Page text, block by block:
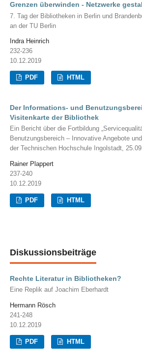
Grenzen überwinden - Netzwerke
7. Tag der Bibliotheken in Berlin und
an der TU Berlin
Indra Heinrich
232-236
10.12.2019
PDF HTML
Der Informations- und
Visitenkarte der Bibliothek
Ein Bericht über die Fortbildung
Benutzungsbereich – Innovative Angebote
der Technischen Hochschule Ingolstadt,
Rainer Plappert
237-240
10.12.2019
PDF HTML
Diskussionsbeiträge
Rechte Literatur in Bibliotheken?
Eine Replik auf Joachim Eberhardt
Hermann Rösch
241-248
10.12.2019
PDF HTML